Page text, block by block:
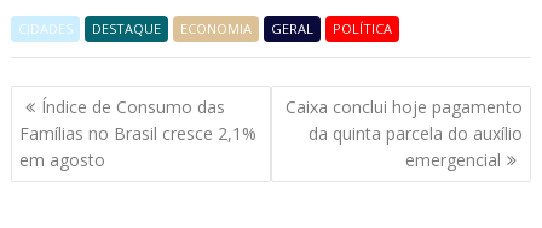
e
b
o
o
k
itt
er
at
s
A
p
ai
l
ar
e
CIDADES DESTAQUE ECONOMIA GERAL POLÍTICA
Navegação
de
Post
Índice de Consumo das
Famílias no Brasil cresce 2,1%
em agosto
Caixa conclui hoje pagamento
da quinta parcela do auxílio
emergencial